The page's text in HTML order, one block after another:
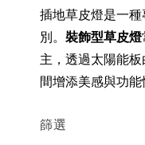
插地草皮燈是一
別。 裝飾型草皮燈
主，透過太陽能
間增添美感與功能
篩選